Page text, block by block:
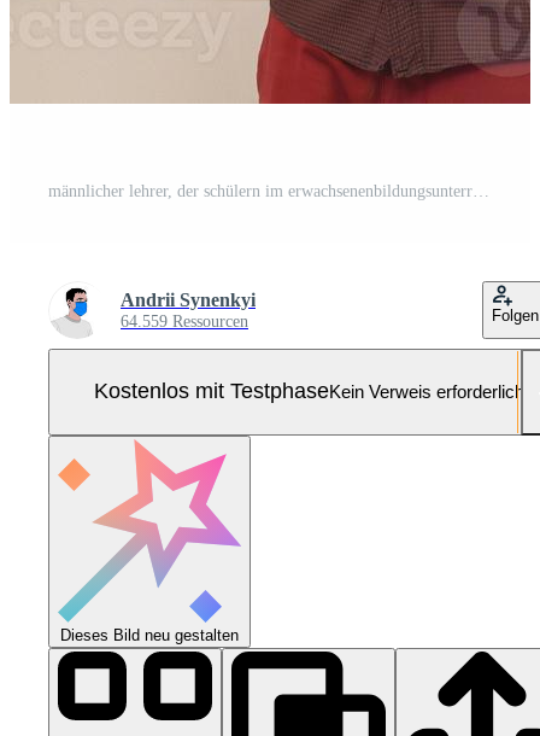
Andrii Synenkyi
64.559 Ressourcen Folgen
Kostenlos mit TestphaseKein Verweis erforderlich
Dieses Bild neu gestalten